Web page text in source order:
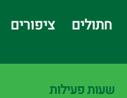
חתולים ציפורים
שעות פעילות